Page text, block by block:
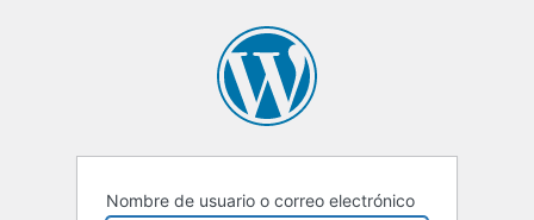
Nombre de usuario o correo electrónico